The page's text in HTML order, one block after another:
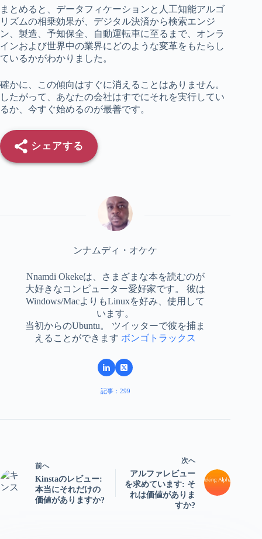
まとめると、データフィケーションと人工知能アルゴ
リズムの相乗効果が、デジタル決済から検索エンジ
ン、製造、予知保全、自動運転車に至るまで、オンラ
インおよび世界中の業界にどのような変革をもたらし
ているかがわかりました。
確かに、この傾向はすぐに消えることはありません。
したがって、あなたの会社はすでにそれを実行してい
るか、今すぐ始めるのが最善です。
シェアする
ンナムディ・オケケ
Nnamdi Okekeは、さまざまな本を読むのが
大好きなコンピューター愛好家です。 彼は
Windows/MacよりもLinuxを好み、使用して
います。
当初からのUbuntu。 ツイッターで彼を捕ま
えることができます ボンゴトラックス
記事：299
前へ
Kinstaのレビュー:
本当にそれだけの
価値がありますか?
次へ
アルファレビュー
を求めています: そ
れは価値がありま
すか?